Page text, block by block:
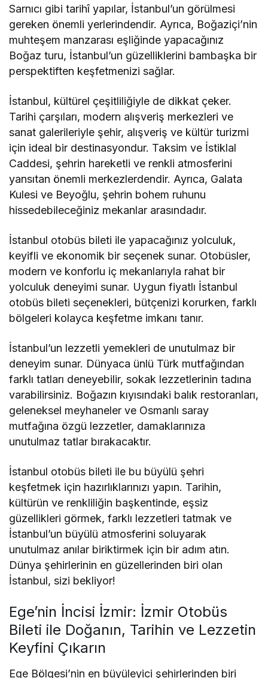
Sarnıcı gibi tarihî yapılar, İstanbul’un görülmesi
gereken önemli yerlerindendir. Ayrıca, Boğaziçi’nin
muhteşem manzarası eşliğinde yapacağınız
Boğaz turu, İstanbul’un güzelliklerini bambaşka bir
perspektiften keşfetmenizi sağlar.
İstanbul, kültürel çeşitliliğiyle de dikkat çeker.
Tarihi çarşıları, modern alışveriş merkezleri ve
sanat galerileriyle şehir, alışveriş ve kültür turizmi
için ideal bir destinasyondur. Taksim ve İstiklal
Caddesi, şehrin hareketli ve renkli atmosferini
yansıtan önemli merkezlerdendir. Ayrıca, Galata
Kulesi ve Beyoğlu, şehrin bohem ruhunu
hissedebileceğiniz mekanlar arasındadır.
İstanbul otobüs bileti ile yapacağınız yolculuk,
keyifli ve ekonomik bir seçenek sunar. Otobüsler,
modern ve konforlu iç mekanlarıyla rahat bir
yolculuk deneyimi sunar. Uygun fiyatlı İstanbul
otobüs bileti seçenekleri, bütçenizi korurken, farklı
bölgeleri kolayca keşfetme imkanı tanır.
İstanbul’un lezzetli yemekleri de unutulmaz bir
deneyim sunar. Dünyaca ünlü Türk mutfağından
farklı tatları deneyebilir, sokak lezzetlerinin tadına
varabilirsiniz. Boğazın kıyısındaki balık restoranları,
geleneksel meyhaneler ve Osmanlı saray
mutfağına özgü lezzetler, damaklarınıza
unutulmaz tatlar bırakacaktır.
İstanbul otobüs bileti ile bu büyülü şehri
keşfetmek için hazırlıklarınızı yapın. Tarihin,
kültürün ve renkliliğin başkentinde, eşsiz
güzellikleri görmek, farklı lezzetleri tatmak ve
İstanbul’un büyülü atmosferini soluyarak
unutulmaz anılar biriktirmek için bir adım atın.
Dünya şehirlerinin en güzellerinden biri olan
İstanbul, sizi bekliyor!
Ege’nin İncisi İzmir: İzmir Otobüs
Bileti ile Doğanın, Tarihin ve Lezzetin
Keyfini Çıkarın
Ege Bölgesi’nin en büyüleyici şehirlerinden biri